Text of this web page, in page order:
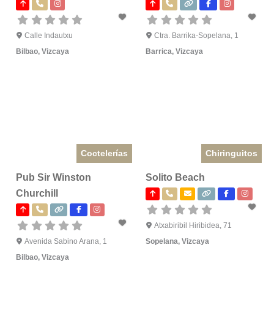
Calle Indautxu
Bilbao, Vizcaya
Ctra. Barrika-Sopelana, 1
Barrica,Vizcaya
Coctelerías
Pub Sir Winston
Churchill
Avenida Sabino Arana, 1
Bilbao, Vizcaya
Chiringuitos
Solito Beach
Atxabiribil Hiribidea, 71
Sopelana,Vizcaya